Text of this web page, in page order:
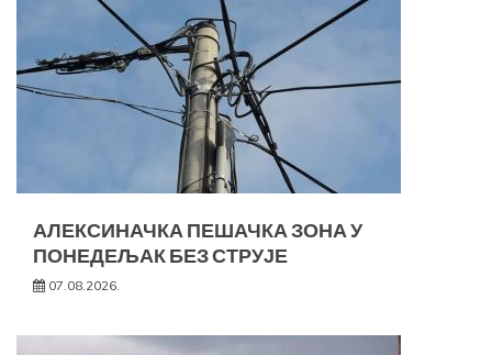
АЛЕКСИНАЧКА ПЕШАЧКА ЗОНА У
ПОНЕДЕЉАК БЕЗ СТРУЈЕ
07.08.2026.